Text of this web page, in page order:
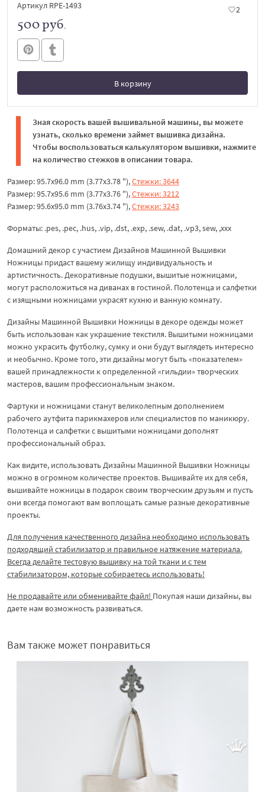
Артикул RPE-1493 2
500 руб.
В корзину
В корзине
Зная скорость вашей вышивальной машины, вы можете
узнать, сколько времени займет вышивка дизайна.
Чтобы воспользоваться калькулятором вышивки, нажмите
на количество стежков в описании товара.
Размер: 95.7x96.0 mm (3.77x3.78 "),Стежки: 3644
Размер: 95.7x95.6 mm (3.77x3.76 "),Стежки: 3212
Размер: 95.6x95.0 mm (3.76x3.74 "),Стежки: 3243
Форматы: .pes, .pec, .hus, .vip, .dst, .exp, .sew, .dat, .vp3, sew, ,xxx
Домашний декор с участием Дизайнов Машинной Вышивки
Ножницы придаст вашему жилищу индивидуальность и
артистичность. Декоративные подушки, вышитые ножницами,
могут расположиться на диванах в гостиной. Полотенца и салфетки
с изящными ножницами украсят кухню и ванную комнату.
Дизайны Машинной Вышивки Ножницы в декоре одежды может
быть использован как украшение текстиля. Вышитыми ножницами
можно украсить футболку, сумку и они будут выглядеть интересно
и необычно. Кроме того, эти дизайны могут быть «показателем»
вашей принадлежности к определенной «гильдии» творческих
мастеров, вашим профессиональным знаком.
Фартуки и ножницами станут великолепным дополнением
рабочего аутфита парикмахеров или специалистов по маникюру.
Полотенца и салфетки с вышитыми ножницами дополнят
профессиональный образ.
Как видите, использовать Дизайны Машинной Вышивки Ножницы
можно в огромном количестве проектов. Вышивайте их для себя,
вышивайте ножницы в подарок своим творческим друзьям и пусть
они всегда помогают вам воплощать самые разные декоративные
проекты.
Для получения качественного дизайна необходимо использовать
подходящий стабилизатор и правильное натяжение материала.
Всегда делайте тестовую вышивку на той ткани и с тем
стабилизатором, которые собираетесь использовать!
Не продавайте или обменивайте файл! Покупая наши дизайны, вы
даете нам возможность развиваться.
Вам также может понравиться